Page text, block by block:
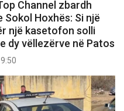
Channel zbardh
Sokol Hoxhës: Si një
një kasetofon solli
dy vëllezërve në Patos